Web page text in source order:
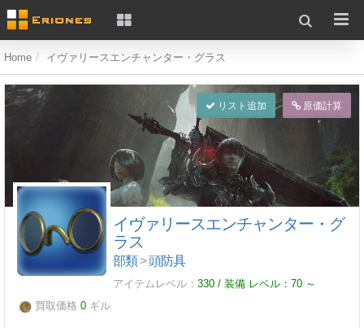
Home イヴァリースエンチャンター・グラス
リスト追加 原価計算
イヴァリースエンチャンター・グ
ラス
部類>頭防具
アイテムレベル： 330 / 装備 レベル： 70 ～
買取価格 0 ギル